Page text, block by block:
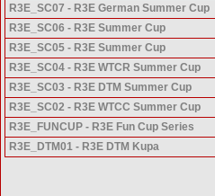
R3E_SC07 - R3E German Summer Cup
R3E_SC06 - R3E Summer Cup
R3E_SC05 - R3E Summer Cup
R3E_SC04 - R3E WTCR Summer Cup
R3E_SC03 - R3E DTM Summer Cup
R3E_SC02 - R3E WTCC Summer Cup
R3E_FUNCUP - R3E Fun Cup Series
R3E_DTM01 - R3E DTM Kupa